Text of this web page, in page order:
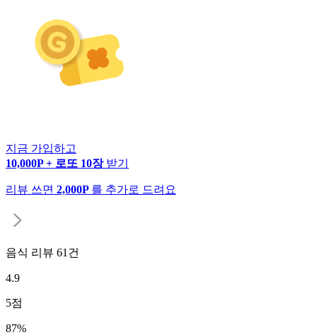
지금 가입하고
10,000P + 로또 10장 받기
리뷰 쓰면 2,000P 를 추가로 드려요
음식 리뷰 61 건
4.9
5점
87%